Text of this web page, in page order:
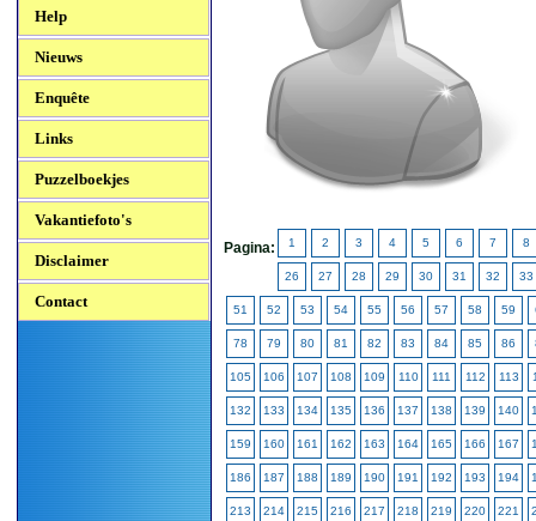
Help
Nieuws
Enquête
Links
Puzzelboekjes
Vakantiefoto's
Disclaimer
Contact
Pagina: 1 2 3 4 5 6 7 8
26 27 28 29 30 31 32 33
51 52 53 54 55 56 57 58 59
78 79 80 81 82 83 84 85 86
105 106 107 108 109 110 111 112 113
132 133 134 135 136 137 138 139 140
159 160 161 162 163 164 165 166 167
186 187 188 189 190 191 192 193 194
213 214 215 216 217 218 219 220 221